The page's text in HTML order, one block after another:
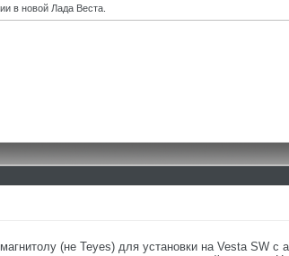
в новой Лада Веста.
(не Teyes) для установки на Vesta SW